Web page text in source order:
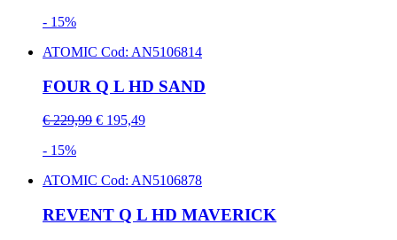
- 15%
ATOMIC Cod: AN5106814
FOUR Q L HD SAND
€ 229,99 € 195,49
- 15%
ATOMIC Cod: AN5106878
REVENT Q L HD MAVERICK